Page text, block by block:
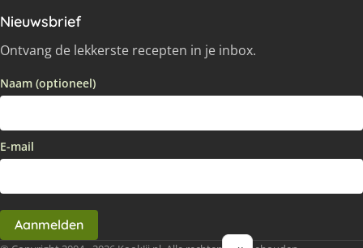
Nieuwsbrief
Ontvang de lekkerste recepten in je inbox.
Naam (optioneel)
E-mail
Aanmelden